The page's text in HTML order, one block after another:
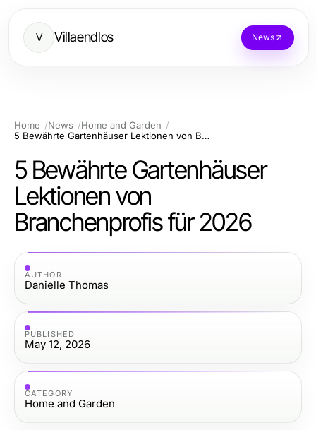
V Villaendlos News
Home News
Home and Garden
5 Bewährte Gartenhäuser Lektionen von Branchenprofis für 2026
5 Bewährte Gartenhäuser
Lektionen von
Branchenprofis für 2026
AUTHOR
Danielle Thomas
PUBLISHED
May 12, 2026
CATEGORY
Home and Garden